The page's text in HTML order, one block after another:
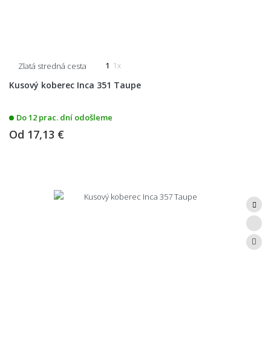
Zlatá stredná cesta 1 1x
Kusový koberec Inca 351 Taupe
Do 12 prac. dní odošleme
Od 17,13 €